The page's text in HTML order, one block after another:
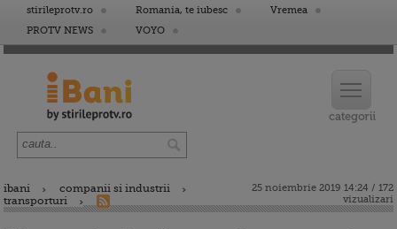
stirileprotv.ro Romania, te iubesc
Vremea
PROTV NEWS
VOYO
ibani
companii si industrii
transporturi
25 noiembrie 2019 14:24 / 172
vizualizari